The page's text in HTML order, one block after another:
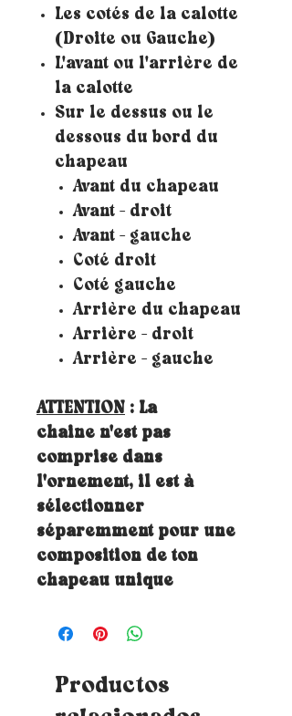
Les cotés de la calotte
(Droite ou Gauche)
L'avant ou l'arrière de
la calotte
Sur le dessus ou le
dessous du bord du
chapeau
Avant du chapeau
Avant - droit
Avant - gauche
Coté droit
Coté gauche
Arrière du chapeau
Arrière - droit
Arrière - gauche
ATTENTION : La
chaine n'est pas
comprise dans
l'ornement, il est à
sélectionner
séparemment pour une
composition de ton
chapeau unique
Productos